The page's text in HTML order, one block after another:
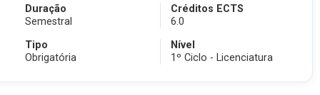
Duração
Semestral
Créditos ECTS
6.0
Tipo
Obrigatória
Nível
1º Ciclo - Licenciatura